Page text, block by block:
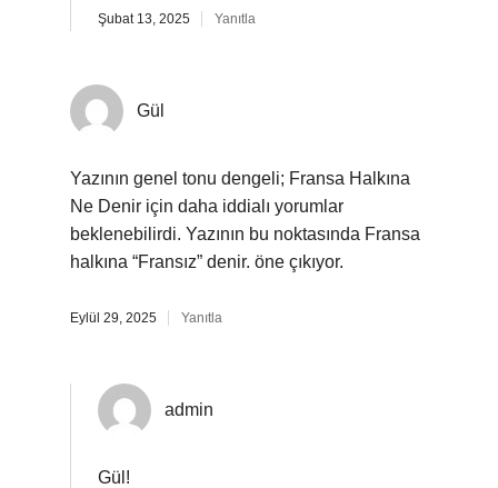
Şubat 13, 2025 Yanıtla
Gül
Yazının genel tonu dengeli; Fransa Halkına
Ne Denir için daha iddialı yorumlar
beklenebilirdi. Yazının bu noktasında Fransa
halkına “Fransız” denir. öne çıkıyor.
Eylül 29, 2025 Yanıtla
admin
Gül!